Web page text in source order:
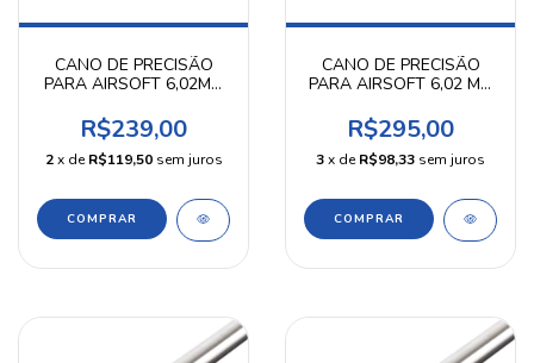
CANO DE PRECISÃO
PARA AIRSOFT 6,02MM
SHOT
R$239,00
2 x deR$119,50 sem juros
CANO DE PRECISÃO
PARA AIRSOFT 6,02 MM
SHOT
R$295,00
3x deR$98,33 sem juros